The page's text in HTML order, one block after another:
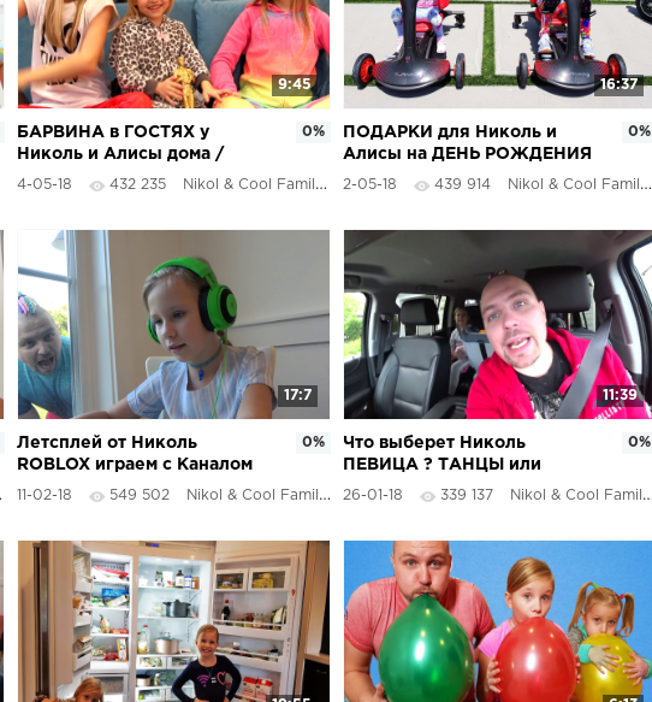
9:45
БАРВИНА в ГОСТЯХ у
Николь и Алисы дома /
МАРГАРИТА стала МАМОЙ /
4-05-18 432 235 Nikol & Cool Family
0%
16:37
ПОДАРКИ для Николь и
Алисы на ДЕНЬ РОЖДЕНИЯ
КАНАЛА / Супер скорость
2-05-18 439 914 Nikol & Cool Family
0%
17:7
Летсплей от Николь
ROBLOX играем с Каналом
DAMON роблокс как
11-02-18 549 502 Nikol & Cool Family
0%
11:39
Что выберет Николь
ПЕВИЦА ? ТАНЦЫ или
АКТРИСА ? Алиса забыла
26-01-18 339 137 Nikol & Cool Family
0%